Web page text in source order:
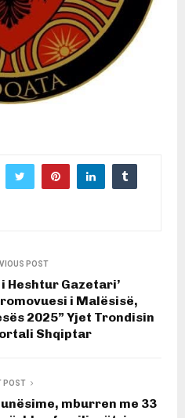
POST
Heshtur Gazetari’
i Malësisë,
2025” Yjet Trondisin
Shqiptar
POST
mburren me 33